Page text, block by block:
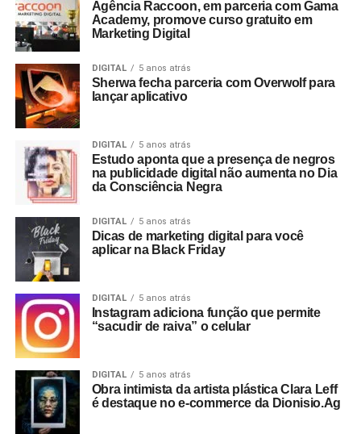
Agência Raccoon, em parceria com Gama
Academy, promove curso gratuito em
Marketing Digital
DIGITAL 5 anos atrás
Sherwa fecha parceria com Overwolf para
lançar aplicativo
DIGITAL 5 anos atrás
Estudo aponta que a presença de negros
na publicidade digital não aumenta no Dia
da Consciência Negra
DIGITAL 5 anos atrás
Dicas de marketing digital para você
aplicar na Black Friday
DIGITAL 5 anos atrás
Instagram adiciona função que permite
“sacudir de raiva” o celular
DIGITAL 5 anos atrás
Obra intimista da artista plástica Clara Leff
é destaque no e-commerce da Dionisio.Ag